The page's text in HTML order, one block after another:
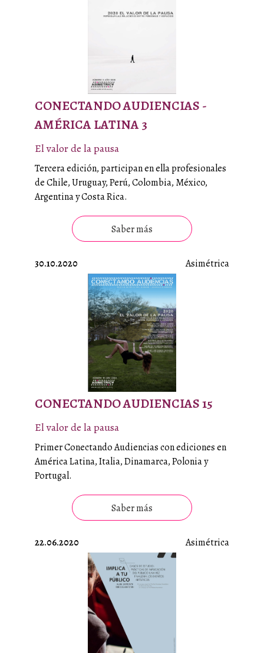
CONECTANDO AUDIENCIAS -
AMÉRICA LATINA 3
El valor de la pausa
Tercera edición, participan en ella profesionales
de Chile, Uruguay, Perú, Colombia, México,
Argentina y Costa Rica.
Saber más
30.10.2020 Asimétrica
CONECTANDO AUDIENCIAS 15
El valor de la pausa
Primer Conectando Audiencias con ediciones en
América Latina, Italia, Dinamarca, Polonia y
Portugal.
Saber más
22.06.2020 Asimétrica